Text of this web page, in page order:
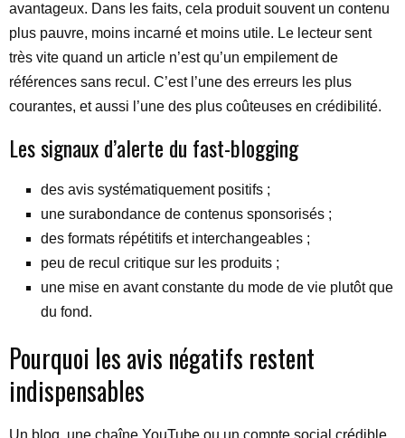
avantageux. Dans les faits, cela produit souvent un contenu
plus pauvre, moins incarné et moins utile. Le lecteur sent
très vite quand un article n’est qu’un empilement de
références sans recul. C’est l’une des erreurs les plus
courantes, et aussi l’une des plus coûteuses en crédibilité.
Les signaux d’alerte du fast-blogging
des avis systématiquement positifs ;
une surabondance de contenus sponsorisés ;
des formats répétitifs et interchangeables ;
peu de recul critique sur les produits ;
une mise en avant constante du mode de vie plutôt que
du fond.
Pourquoi les avis négatifs restent
indispensables
Un blog, une chaîne YouTube ou un compte social crédible